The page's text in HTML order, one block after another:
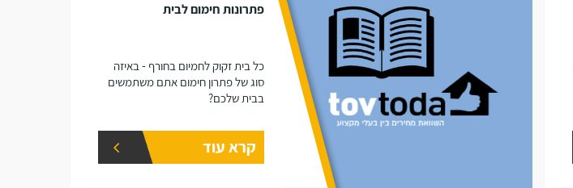
פתרונות חימום לבית
כל בית זקוק לחמיום בחורף - באיזה
סוג של פתרון חימום אתם משתמשים
בבית שלכם?
קרא עוד